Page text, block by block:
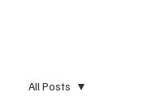
All Posts